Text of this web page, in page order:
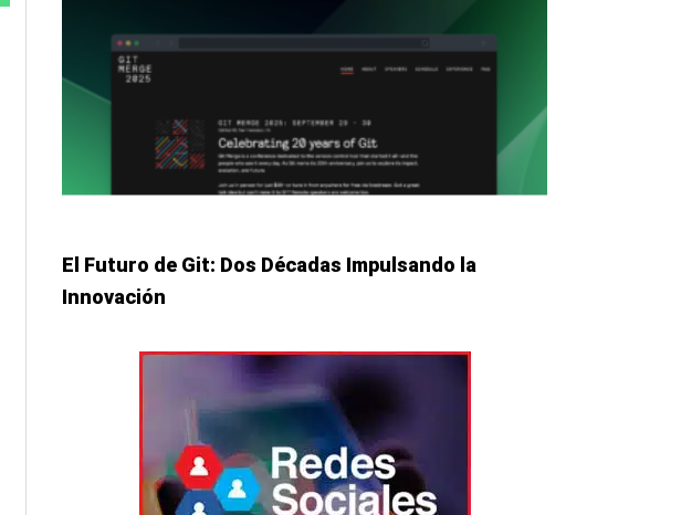
El Futuro de Git: Dos Décadas Impulsando la
Innovación